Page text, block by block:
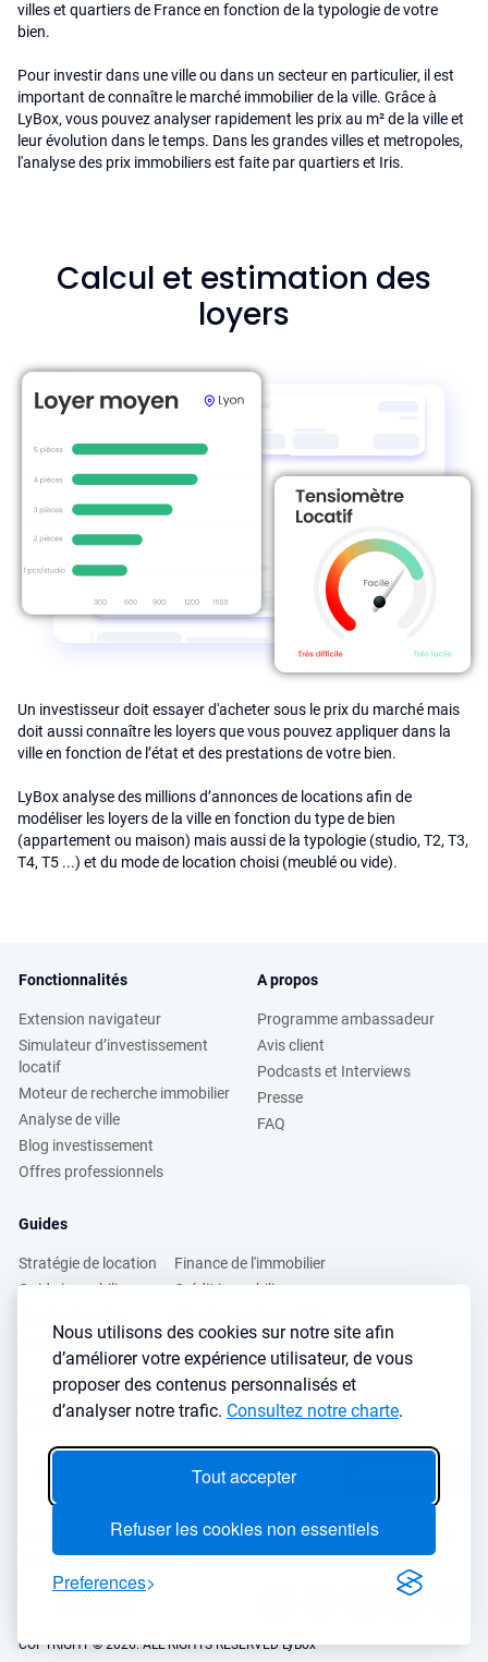
Nous utilisons des cookies sur notre site afin
d’améliorer votre expérience utilisateur, de vous
proposer des contenus personnalisés et
d’analyser notre trafic. Consultez notre charte.
Tout accepter
Refuser les cookies non essentiels
Preferences
villes et quartiers de France en fonction de la typologie de votre
bien.
Pour investir dans une ville ou dans un secteur en particulier, il est
important de connaître le marché immobilier de la ville. Grâce à
LyBox, vous pouvez analyser rapidement les prix au m² de la ville et
leur évolution dans le temps. Dans les grandes villes et metropoles,
l'analyse des prix immobiliers est faite par quartiers et Iris.
Calcul et estimation des
loyers
Un investisseur doit essayer d'acheter sous le prix du marché mais
doit aussi connaître les loyers que vous pouvez appliquer dans la
ville en fonction de l’état et des prestations de votre bien.
LyBox analyse des millions d’annonces de locations afin de
modéliser les loyers de la ville en fonction du type de bien
(appartement ou maison) mais aussi de la typologie (studio, T2, T3,
T4, T5 ...) et du mode de location choisi (meublé ou vide).
Fonctionnalités
Extension navigateur
Simulateur d’investissement
locatif
Moteur de recherche immobilier
Analyse de ville
Blog investissement
Offres professionnels
A propos
Programme ambassadeur
Avis client
Podcasts et Interviews
Presse
FAQ
Guides
Stratégie de location
Guide immobilier
Fiscalité immobilière
Finance de l'immobilier
Crédit immobilier
Lybox vs DVF
Vous voulez apprendre à investir dans l’immobilier ?
Inscrivez vous à notre newsletter gratuite :
Le seul outil qu’il vous faut pour trouvez des biens rentables sans
sacrifier votre temps libre
COPYRIGHT © 2026. ALL RIGHTS RESERVED LyBox